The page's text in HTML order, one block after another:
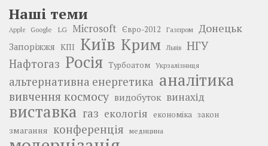
Наші теми
Apple Google LG Microsoft Євро-2012 Газпром Донецьк
Запоріжжя КПІ Київ Крим Львів
НГУ
Нафтогаз Росія Турбоатом Укрзалізниця
альтернативна енергетика аналітика
вивчення космосу видобуток винахід
виставка газ екологія економіка закон
змагання конференція медицина